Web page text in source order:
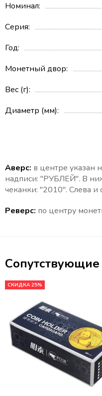
Номинал
Серия
Год
Монетный двор
Вес (г)
Диаметр (мм)
Аверс: в центре
надписи: "РУБЛЕЙ". В
чеканки: "2010". Слева и
Реверс: по центру
СКИДКА 25%